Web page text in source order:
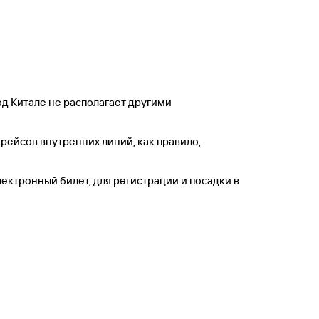
Китале не располагает другими
внутренних линий, как правило,
билет, для регистрации и посадки в